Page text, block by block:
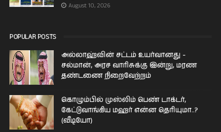
August 10, 2026
POPULAR POSTS
அல்லாஹ்வின் சட்டம் உயர்வானது -
சல்மான், அரச வாரிசுக்கு இன்று, மரண
தண்டணை நிறைவேற்றம்
கொழும்பில் முஸ்லிம் பெண் டாக்டர்,
கேட்டுவாங்கிய மஹர் என்ன தெரியுமா..?
(வீடியோ)